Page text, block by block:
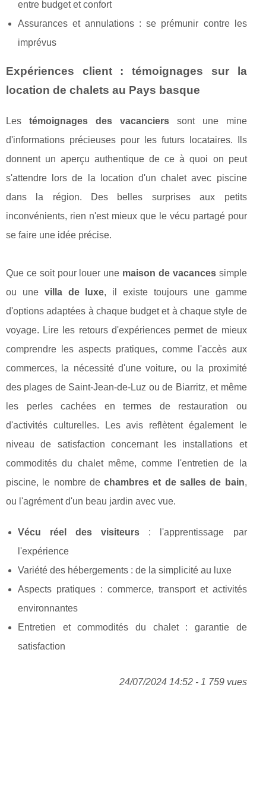
entre budget et confort
Assurances et annulations : se prémunir contre les
imprévus
Expériences client : témoignages sur la
location de chalets au Pays basque
Les témoignages des vacancierssont une mine
d'informations précieuses pour les futurs locataires. Ils
donnent un aperçu authentique de ce à quoi on peut
s'attendre lors de la location d'un chalet avec piscine
dans la région. Des belles surprises aux petits
inconvénients, rien n'est mieux que le vécu partagé pour
se faire une idée précise.
Que ce soit pour louer une maison de vacancessimple
ou une villa de luxe, il existe toujours une gamme
d'options adaptées à chaque budget et à chaque style de
voyage. Lire les retours d'expériences permet de mieux
comprendre les aspects pratiques, comme l'accès aux
commerces, la nécessité d'une voiture, ou la proximité
des plages de Saint-Jean-de-Luz ou de Biarritz, et même
les perles cachées en termes de restauration ou
d'activités culturelles. Les avis reflètent également le
niveau de satisfaction concernant les installations et
commodités du chalet même, comme l'entretien de la
piscine, le nombre dechambres et de salles de bain,
ou l'agrément d'un beau jardin avec vue.
Vécu réel des visiteurs : l'apprentissage par
l'expérience
Variété des hébergements : de la simplicité au luxe
Aspects pratiques : commerce, transport et activités
environnantes
Entretien et commodités du chalet : garantie de
satisfaction
24/07/2024 14:52 - 1 759 vues